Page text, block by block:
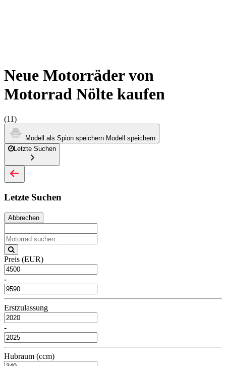
Neue Motorräder von
Motorrad Nölte kaufen
(11)
Modell als Spion speichern Modell speichern
Letzte Suchen
Letzte Suchen
Abbrechen
Preis (EUR)
-
Erstzulassung
-
Hubraum (ccm)